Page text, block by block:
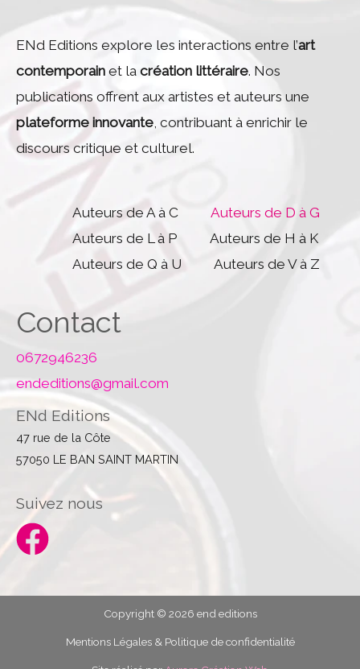
ENd Editions explore les interactions entre l’art
contemporain et la création littéraire. Nos
publications offrent aux artistes et auteurs une
plateforme innovante, contribuant à enrichir le
discours critique et culturel.
Auteurs de A à C
Auteurs de D à G
Auteurs de L à P
Auteurs de H à K
Auteurs de Q à U
Auteurs de V à Z
Contact
0672946236
endeditions@gmail.com
ENd Editions
47 rue de la Côte
57050 LE BAN SAINT MARTIN
Suivez nous
Copyright © 2026 end editions
Mentions Légales & Politique de confidentialité